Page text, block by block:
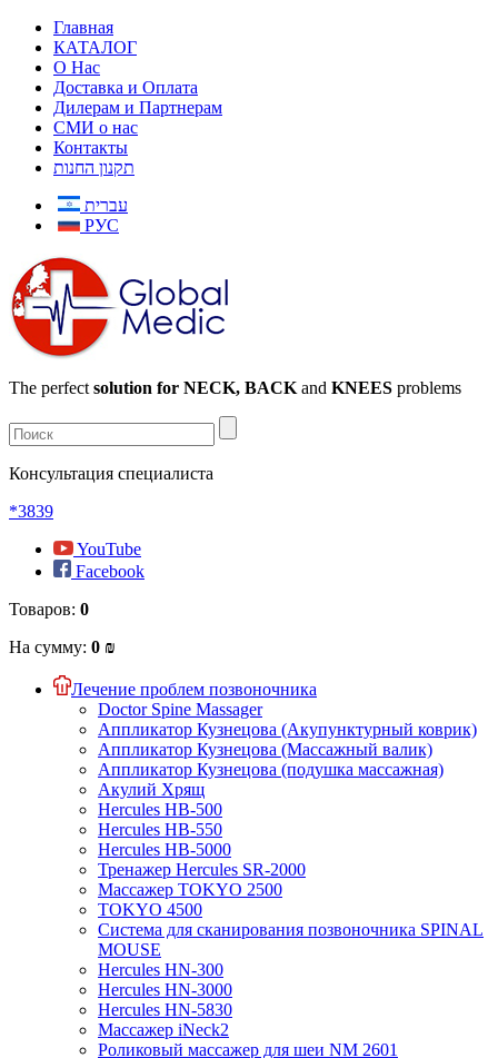
Главная
КАТАЛОГ
О Нас
Доставка и Оплата
Дилерам и Партнерам
СМИ о нас
Контакты
תקנון החנות
עברית
РУС
The perfect solution for NECK, BACK and KNEES problems
Консультация специалиста
*3839
YouTube
Facebook
Товаров: 0
На сумму: 0 ₪
Лечение проблем позвоночника
Doctor Spine Massager
Аппликатор Кузнецова (Акупунктурный коврик)
Аппликатор Кузнецова (Массажный валик)
Аппликатор Кузнецова (подушка массажная)
Акулий Хрящ
Hercules HB-500
Hercules HB-550
Hercules HB-5000
Тренажер Hercules SR-2000
Массажер TOKYO 2500
TOKYO 4500
Система для сканирования позвоночника SPINAL
MOUSE
Hercules HN-300
Hercules HN-3000
Hercules HN-5830
Массажер iNeck2
Роликовый массажер для шеи NM 2601